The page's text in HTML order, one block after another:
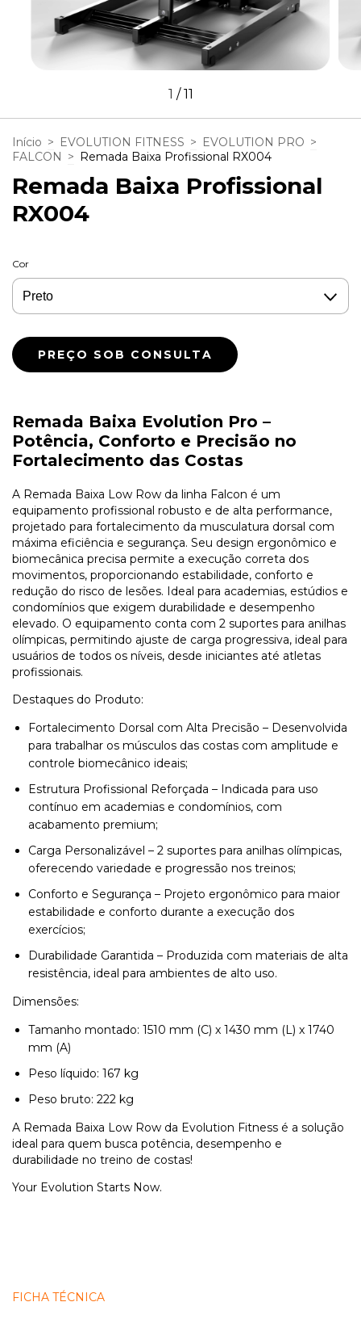
1 /11
Início > EVOLUTION FITNESS > EVOLUTION PRO >
FALCON > Remada Baixa Profissional RX004
Remada Baixa Profissional
RX004
Cor
Remada Baixa Evolution Pro –
Potência, Conforto e Precisão no
Fortalecimento das Costas
A Remada Baixa Low Row da linha Falcon é um
equipamento profissional robusto e de alta performance,
projetado para fortalecimento da musculatura dorsal com
máxima eficiência e segurança. Seu design ergonômico e
biomecânica precisa permite a execução correta dos
movimentos, proporcionando estabilidade, conforto e
redução do risco de lesões. Ideal para academias, estúdios e
condomínios que exigem durabilidade e desempenho
elevado. O equipamento conta com 2 suportes para anilhas
olímpicas, permitindo ajuste de carga progressiva, ideal para
usuários de todos os níveis, desde iniciantes até atletas
profissionais.
Destaques do Produto:
Fortalecimento Dorsal com Alta Precisão – Desenvolvida
para trabalhar os músculos das costas com amplitude e
controle biomecânico ideais;
Estrutura Profissional Reforçada – Indicada para uso
contínuo em academias e condomínios, com
acabamento premium;
Carga Personalizável – 2 suportes para anilhas olímpicas,
oferecendo variedade e progressão nos treinos;
Conforto e Segurança – Projeto ergonômico para maior
estabilidade e conforto durante a execução dos
exercícios;
Durabilidade Garantida – Produzida com materiais de alta
resistência, ideal para ambientes de alto uso.
Dimensões:
Tamanho montado: 1510 mm (C) x 1430 mm (L) x 1740
mm (A)
Peso líquido: 167 kg
Peso bruto: 222 kg
A Remada Baixa Low Row da Evolution Fitness é a solução
ideal para quem busca potência, desempenho e
durabilidade no treino de costas!
Your Evolution Starts Now.
FICHA TÉCNICA